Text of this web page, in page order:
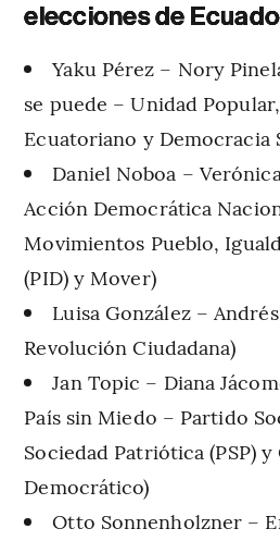
elecciones de
Yaku Pérez – Nory
se puede – Unidad
Ecuatoriano y Democracia
Daniel Noboa –
Acción Democrática
Movimientos Pueblo,
(PID) y Mover)
Luisa González –
Revolución Ciudadana)
Jan Topic – Diana
País sin Miedo – Partido
Sociedad Patriótica (PSP)
Democrático)
Otto Sonnenholzner –